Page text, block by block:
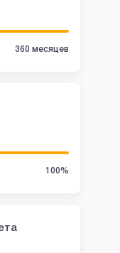
360 месяцев
100%